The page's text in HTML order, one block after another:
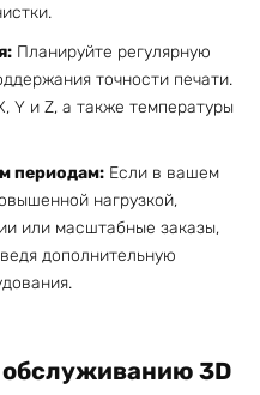
Планируйте регулярную
точности печати.
Y и Z, а также температуры
периодам: Если в вашем
нагрузкой,
или масштабные заказы,
дополнительную
3D